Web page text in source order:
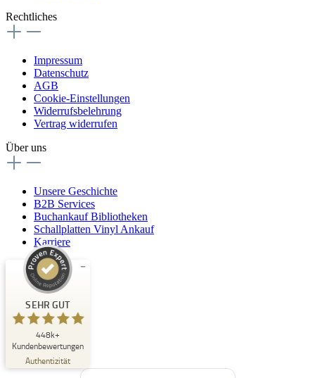
Rechtliches
Impressum
Datenschutz
AGB
Cookie-Einstellungen
Widerrufsbelehrung
Vertrag widerrufen
Über uns
Unsere Geschichte
B2B Services
Buchankauf Bibliotheken
Schallplatten Vinyl Ankauf
Karriere
SEHR GUT
448k+
Kundenbewertungen
Authentizität
Kundenbewertungen und Erfahrungen zu
SEHR GUT
4,84
/
5,00